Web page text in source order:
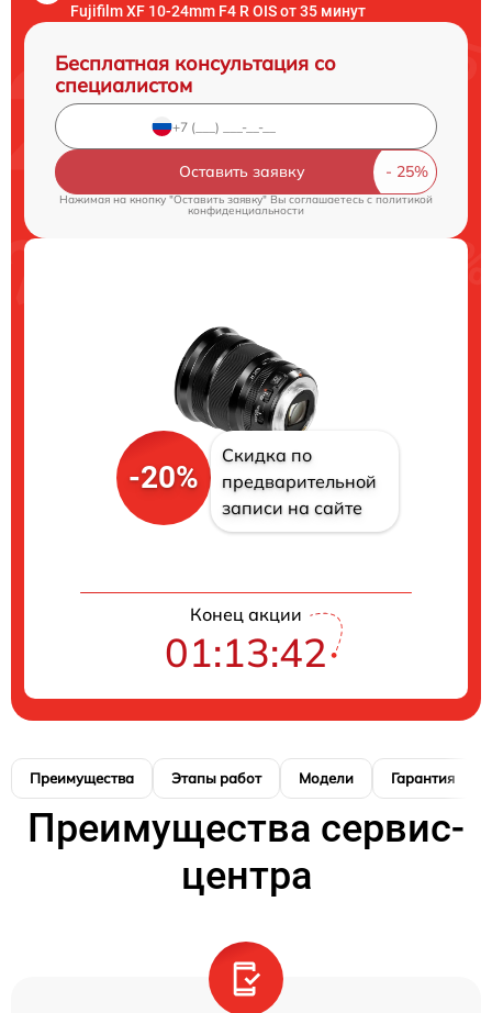
Fujifilm XF 10-24mm F4 R OIS от 35 минут
Бесплатная консультация со
специалистом
Оставить заявку
Нажимая на кнопку "Оставить заявку" Вы соглашаетесь c политикой
конфиденциальности
-20%
Скидка по
предварительной
записи на сайте
Конец акции
01:13:41
Преимущества Этапы работ Модели Гарантия
Преимущества сервис-
центра